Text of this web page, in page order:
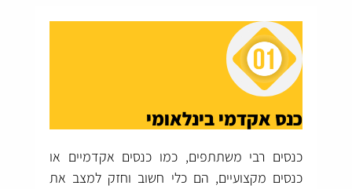
כנס אקדמי בינלאומי
כנסים רבי משתתפים, כמו כנסים אקדמיים או
כנסים מקצועיים, הם כלי חשוב וחזק למצב את